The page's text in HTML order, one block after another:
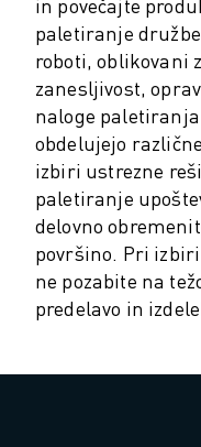
SKUPNI STROŠKI
STROJI ZA ŽIČNO EROZIJO
ROBOCUT STROJI ZA
STROJNA OPREMA
PROGRAMSKA OPREMA
PREVENTIVNO
TRAJNOSTNI RAZVOJ
REŠITVE IIOT
REŠITVE ZA PAMETNE
PAMETNE TOVARNIŠKE
REGISTRACIJA IZDELKA »
REŠITVE
paletiranje
roboti, oblikovani
zanesljivost,
naloge
obdelujejo
izbiri ustrezne
paletiranje
delovno
površino. Pri
ne pozabite na
predelavo in